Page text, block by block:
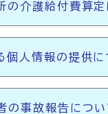
の介護給付費算
個人情報の提供に
の事故報告につい